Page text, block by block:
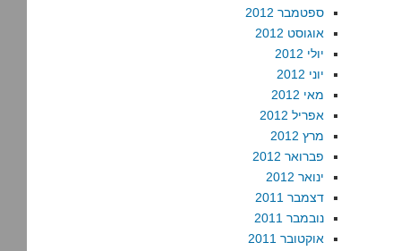
ספטמבר 2012
אוגוסט 2012
יולי 2012
יוני 2012
מאי 2012
אפריל 2012
מרץ 2012
פברואר 2012
ינואר 2012
דצמבר 2011
נובמבר 2011
אוקטובר 2011